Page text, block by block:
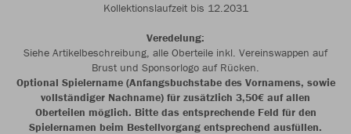
Kollektionslaufzeit bis 12.2031
Veredelung:
Siehe Artikelbeschreibung, alle Oberteile inkl. Vereinswappen auf
Brust und Sponsorlogo auf Rücken.
Optional Spielername (Anfangsbuchstabe des Vornamens, sowie
vollständiger Nachname) für zusätzlich 3,50€ auf allen
Oberteilen möglich. Bitte das entsprechende Feld für den
Spielernamen beim Bestellvorgang entsprechend ausfüllen.